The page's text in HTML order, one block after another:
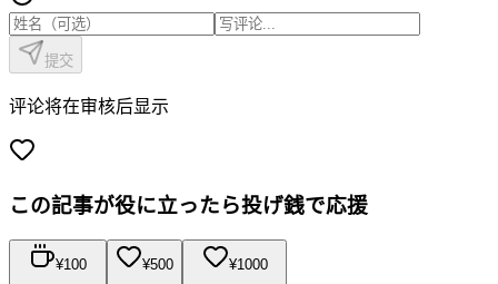
提交
评论将在审核后显示
この記事が役に立ったら投げ銭で応援
¥100 ¥500 ¥1000